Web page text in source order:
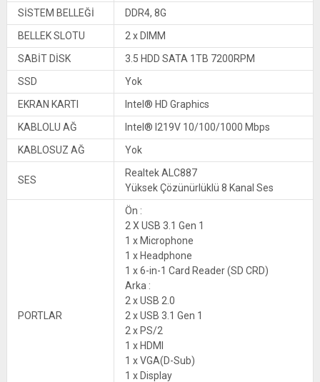
SİSTEM BELLEĞİ
DDR4, 8G
BELLEK SLOTU
2 x DIMM
SABİT DİSK
3.5 HDD SATA 1TB 7200RPM
SSD
Yok
EKRAN KARTI
Intel® HD Graphics
KABLOLU AĞ
Intel® I219V 10/100/1000 Mbps
KABLOSUZ AĞ
Yok
SES
Realtek ALC887
Yüksek Çözünürlüklü 8 Kanal Ses
PORTLAR
Ön :
2 X USB 3.1 Gen 1
1 x Microphone
1 x Headphone
1 x 6-in-1 Card Reader (SD CRD)
Arka :
2 x USB 2.0
2 x USB 3.1 Gen 1
2 x PS/2
1 x HDMI
1 x VGA(D-Sub)
1 x Display